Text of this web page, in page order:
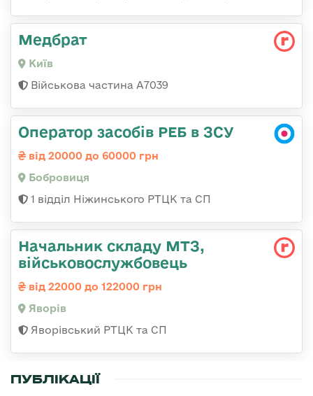
Медбрат
Київ
Військова частина А7039
Оператор засобів РЕБ в ЗСУ
від 20000 до 60000 грн
Бобровиця
1 відділ Ніжинського РТЦК та СП
Начальник складу МТЗ,
військовослужбовець
від 22000 до 122000 грн
Яворів
Яворівський РТЦК та СП
ПУБЛІКАЦІЇ